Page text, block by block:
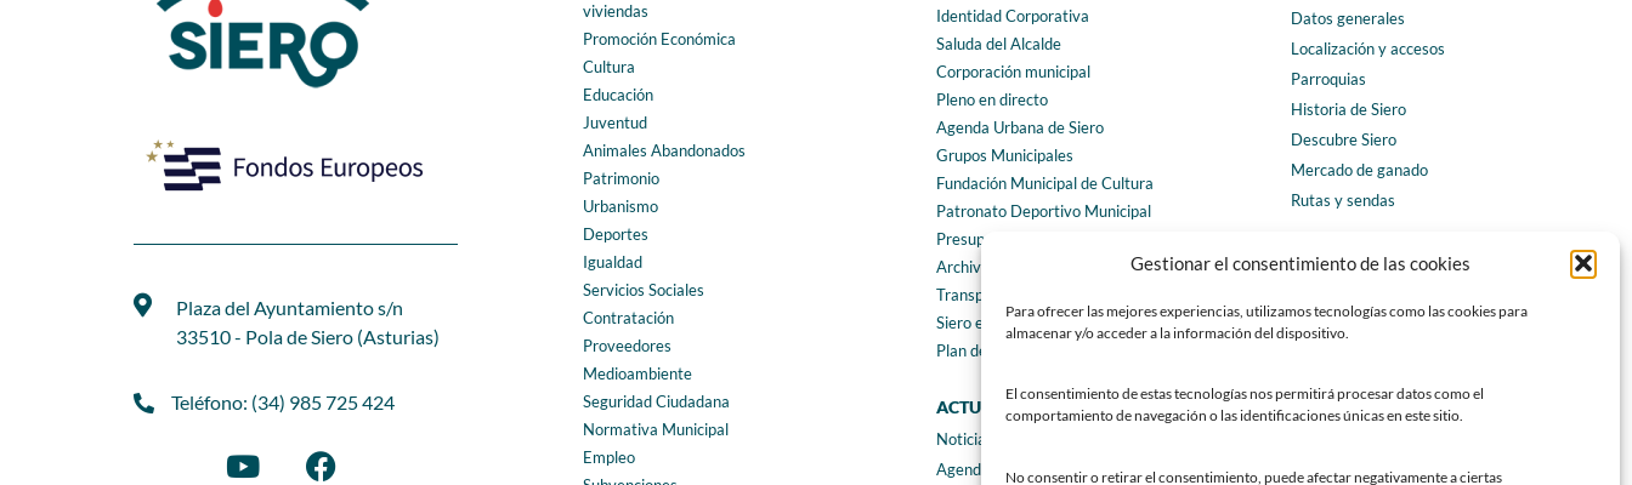
Gestionar el consentimiento de las cookies
Para ofrecer las mejores experiencias, utilizamos tecnologías como las cookies para
almacenar y/o acceder a la información del dispositivo.
El consentimiento de estas tecnologías nos permitirá procesar datos como el
comportamiento de navegación o las identificaciones únicas en este sitio.
No consentir o retirar el consentimiento, puede afectar negativamente a ciertas
Plaza del Ayuntamiento s/n
33510 - Pola de Siero (Asturias)
Teléfono: (34) 985 725 424
viviendas
Promoción Económica
Cultura
Educación
Juventud
Animales Abandonados
Patrimonio
Urbanismo
Deportes
Igualdad
Servicios Sociales
Contratación
Proveedores
Medioambiente
Seguridad Ciudadana
Normativa Municipal
Empleo
Identidad Corporativa
Saluda del Alcalde
Corporación municipal
Pleno en directo
Agenda Urbana de Siero
Grupos Municipales
Fundación Municipal de Cultura
Patronato Deportivo Municipal
Presupuestos municipales
Archivo municipal
Transparencia
Siero en Cifras
Plan de igualdad
ACTUALIDAD
Noticias
Agenda
Datos generales
Localización y accesos
Parroquias
Historia de Siero
Descubre Siero
Mercado de ganado
Rutas y sendas
CONTACTO
Teléfonos de interés
Formulario de contacto